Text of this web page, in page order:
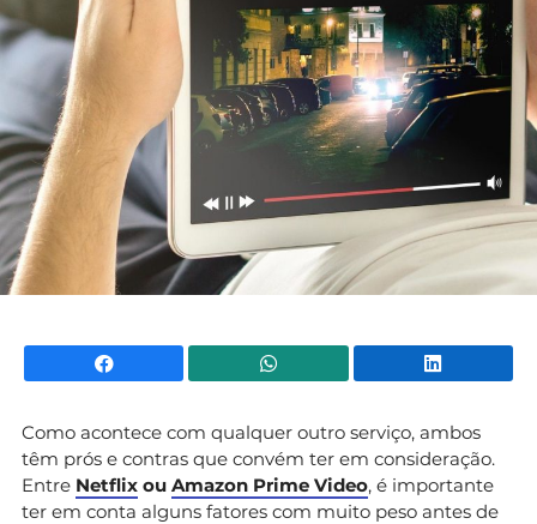
Facebook WhatsApp
Como acontece com qualquer outro serviço, ambos
têm prós e contras que convém ter em consideração.
Entre Netflix ou Amazon Prime Video, é importante
ter em conta alguns fatores com muito peso antes de